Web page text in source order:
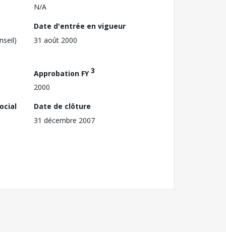
N/A
Date d'entrée en vigueur
31 août 2000
Approbation FY3
2000
Date de clôture
31 décembre 2007